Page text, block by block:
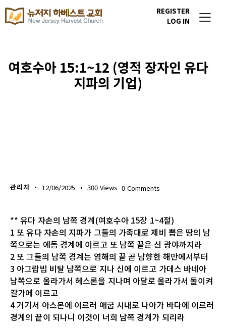
REGISTER
LOG IN
여호수아 15:1~12 (영적 장자인 유다
지파의 기업)
관리자 12/06/2025 300 Views 0 Comments
** 유다 자손의 남쪽 경계(여호수아 15장 1~4절)
1 또 유다 자손의 지파가 그들의 가족대로 제비 뽑은 땅의 남
쪽으로는 에돔 경계에 이르고 또 남쪽 끝은 신 광야까지라
2 또 그들의 남쪽 경계는 염해의 끝 곧 남향한 해만에서부터
3 아그랍빔 비탈 남쪽으로 지나 신에 이르고 가데스 바네아
남쪽으로 올라가서 헤스론을 지나며 아달로 올라가서 돌이켜
갈가에 이르고
4 거기서 아스몬에 이르러 애굽 시내로 나아가 바다에 이르러
경계의 끝이 되나니 이것이 너희 남쪽 경계가 되리라